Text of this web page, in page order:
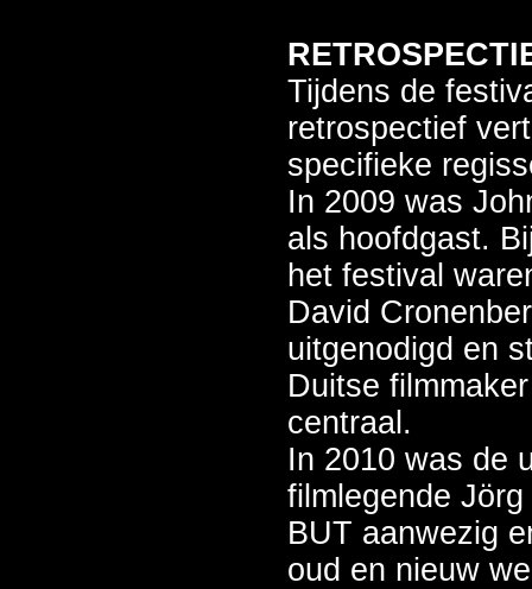
Tijdens de
retrospectief
specifieke
In 2009 was
als hoofdgast.
het festival
David
uitgenodigd en
Duitse
centraal.
In 2010 was de
filmlegende
BUT aanwezig
oud en nieuw